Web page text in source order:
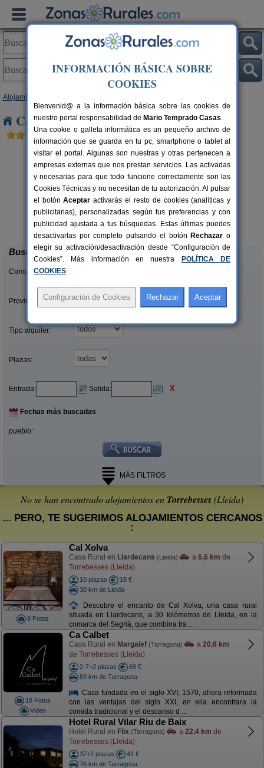
Alojamientos
Casas Rurales cerca de Torrebesses
10-15+2 pers.
desde28 €
Casa Sisquet
Montcortes (Lleida)
Buscar
Comunidades:
Provincias/Islas:
Tipo alquiler:
Plazas:
Entrada: Salida: X
Fechas más buscadas
pueblo:
MÁS FILTROS
No se han encontrado alojamientos en Torrebesses(Lleida)
... PERO, TE SUGERIMOS ALOJAMIENTOS CERCANOS
:
8 Fotos
Cal Xolva
Casa Rural en Llardecans (Lleida) a 6,6 km de
Torrebesses (Lleida)
10 plazas
18 €
30 km de Lleida
Descubre el encanto de Cal Xolva, una casa rural
situada en Llardecans, a 30 kilómetros de Lleida, en la
comarca del Segrià, que combina tra ...
18 Fotos
Video
Ca Calbet
Casa Rural en Margalef (Tarragona) a 20,6 km
de Torrebesses (Lleida)
2-7+2 plazas
69 €
89 km de Tarragona
Casa fundada en el siglo XVI, 1570, ahora reformada
con las ventajas del siglo XXI, en ella encontrara la
comida tradicional y el descanso d ...
Hotel Rural Vilar Riu de Baix
Hotel Rural en Flix (Tarragona) a 22,4 km de
Torrebesses (Lleida)
37+2 plazas
41 €
76 km de Tarragona
INFORMACIÓN BÁSICA SOBRE
COOKIES
Bienvenid@ a la información básica sobre las cookies de
nuestro portal responsabilidad de Mario Temprado Casas.
Una cookie o galleta informática es un pequeño archivo de
información que se guarda en tu pc, smartphone o tablet al
visitar el portal. Algunas son nuestras y otras pertenecen a
empresas externas que nos prestan servicios. Las activadas
y necesarias para que todo funcione correctamente son las
Cookies Técnicas y no necesitan de tu autorización. Al pulsar
el botónAceptar activarás el resto de cookies (analíticas y
publicitarias), personalizadas según tus preferencias y con
publicidad ajustada a tus búsquedas. Estas últimas puedes
desactivarlas por completo pulsando el botón Rechazar o
elegir su activación/desactivación desde “Configuración de
Cookies”. Más información en nuestra
POLÍTICA DE
COOKIES.